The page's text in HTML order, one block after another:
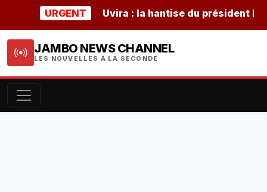
URGENT Uvira : la hantise du président
JAMBO NEWS CHANNEL
LES NOUVELLES À LA SECONDE